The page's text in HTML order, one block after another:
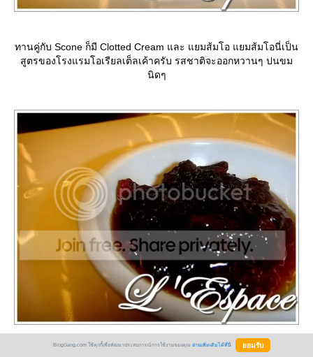
ทานคู่กับ Scone ก็มี Clotted Cream และ แยมส้มโอ แยมส้มโอนี่เป็น
สูตรของโรงแรมโอเรียลเต็ลเค้าครับ รสชาติจะออกหวานๆ ปนขม
นิดๆ
BlogGang.com ใช้คุกกี้เพื่อพัฒนาประสบการณ์การใช้งานของคุณ อ่านเพิ่มเติมได้ที่นี่